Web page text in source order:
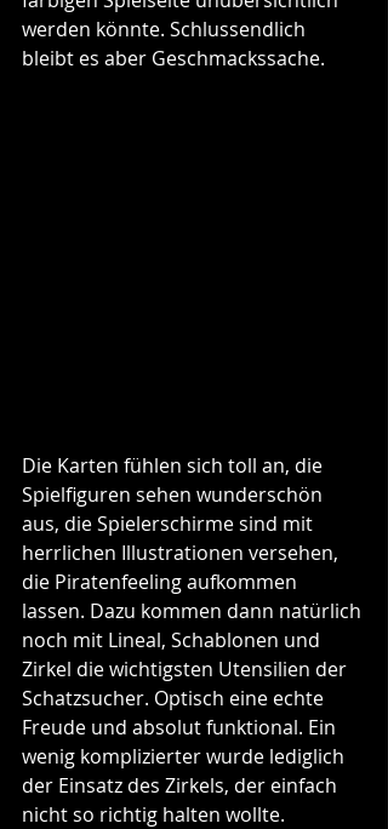
werden könnte. Schlussendlich
bleibt es aber Geschmackssache.
Die Karten fühlen sich toll an, die
Spielfiguren sehen wunderschön
aus, die Spielerschirme sind mit
herrlichen Illustrationen versehen,
die Piratenfeeling aufkommen
lassen. Dazu kommen dann natürlich
noch mit Lineal, Schablonen und
Zirkel die wichtigsten Utensilien der
Schatzsucher. Optisch eine echte
Freude und absolut funktional. Ein
wenig komplizierter wurde lediglich
der Einsatz des Zirkels, der einfach
nicht so richtig halten wollte.